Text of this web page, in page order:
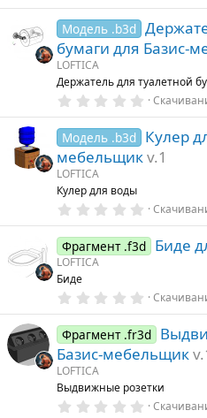
0
з
в
з
д
Модель .b3d
бумаги для Базис-
LOFTICA
Держатель для туалетной
0
0
в
Модель .b3d Кулер
мебельщикv.1
LOFTICA
Кулер для воды
0
0
з
з
Фрагмент .f3d Биде
LOFTICA
Биде
0
0
з
в
з
д
Фрагмент .fr3d
Базис-мебельщик
LOFTICA
Выдвижные розетки
0